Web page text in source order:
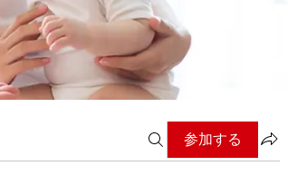
参加する